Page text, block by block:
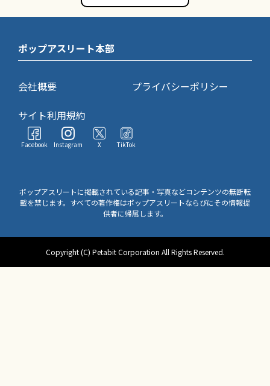
ポップアスリート本部
会社概要
プライバシーポリシー
サイト利用規約
Facebook Instagram X TikTok
ポップアスリートに掲載されている記事・写真などコンテンツの無断転
載を禁じます。すべての著作権はポップアスリートならびにその情報提
供者に帰属します。
Copyright (C) Petabit Corporation All Rights Reserved.